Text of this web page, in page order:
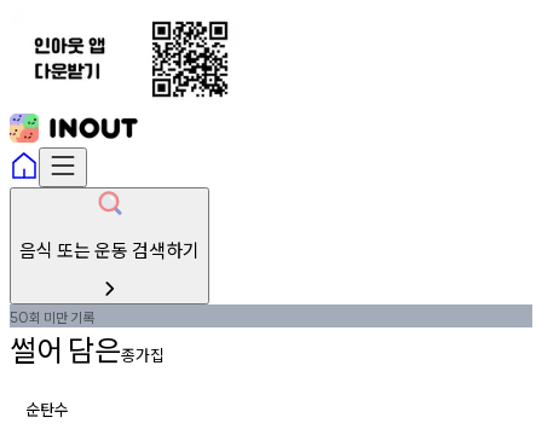
음식 또는 운동 검색하기
50회 미만기록
썰어 담은종가집
순탄수